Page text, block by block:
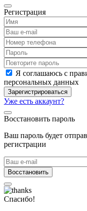
Регистрация
Я соглашаюсь с
персональных данных
Зарегистрироваться
Уже есть аккаунт?
Восстановить пароль
Ваш пароль будет
регистрации
Восстановить
Спасибо!